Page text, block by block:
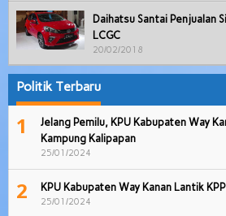
Daihatsu Santai Penjualan
LCGC
20/02/2018
Politik Terbaru
1
Jelang Pemilu, KPU Kabupaten Way
Kampung Kalipapan
25/01/2024
2 KPU Kabupaten Way Kanan Lantik
25/01/2024